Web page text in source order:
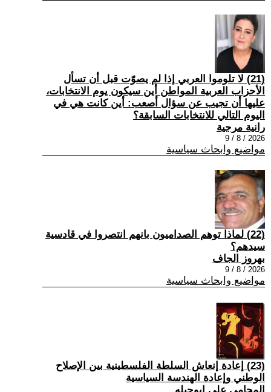
(21) لا تلوموا العربي إذا لم يصوّت قبل أن تسأل
الأحزاب العربية المواطن أين سيكون يوم الانتخابات،
عليها أن تجيب عن سؤال أصعب: أين كانت هي في
اليوم التالي للانتخابات السابقة؟
رانية مرجية
2026 / 8 / 9
مواضيع وابحاث سياسية
(22) ‏لماذا توهم الصداميون بانهم انتصروا في قادسية
سيدهم؟
بهروز الجاف
2026 / 8 / 9
مواضيع وابحاث سياسية
(23) إعادة إنعاش السلطة الفلسطينية بين الإصلاح
الوطني وإعادة الهندسة السياسية